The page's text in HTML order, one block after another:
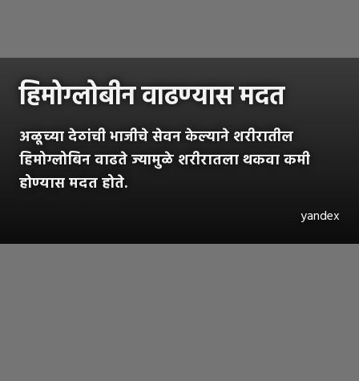
हिमोग्लोबीन वाढण्यास मदत
अळू्च्या देठांची भाजीचे सेवन केल्याने शरीरातील
हिमोग्लोबिन वाढते ज्यामुळे शरीरातला थकवा कमी
होण्यास मदत होते.
yandex